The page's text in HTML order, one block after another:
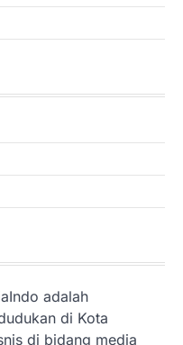
adalah
di Kota
di bidang media